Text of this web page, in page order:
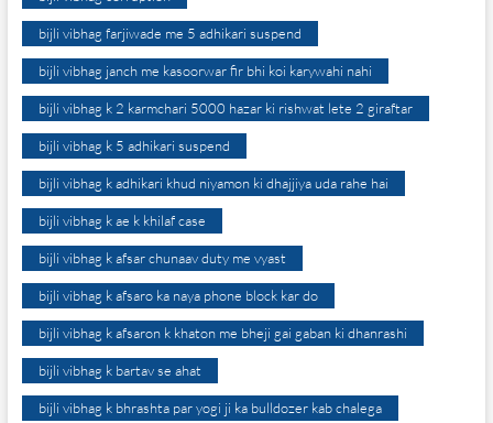
bijli vibhag farjiwade me 5 adhikari suspend
bijli vibhag janch me kasoorwar fir bhi koi karywahi nahi
bijli vibhag k 2 karmchari 5000 hazar ki rishwat lete 2 giraftar
bijli vibhag k 5 adhikari suspend
bijli vibhag k adhikari khud niyamon ki dhajjiya uda rahe hai
bijli vibhag k ae k khilaf case
bijli vibhag k afsar chunaav duty me vyast
bijli vibhag k afsaro ka naya phone block kar do
bijli vibhag k afsaron k khaton me bheji gai gaban ki dhanrashi
bijli vibhag k bartav se ahat
bijli vibhag k bhrashta par yogi ji ka bulldozer kab chalega